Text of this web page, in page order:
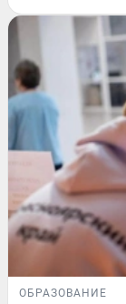
ОБРАЗОВАНИЕ